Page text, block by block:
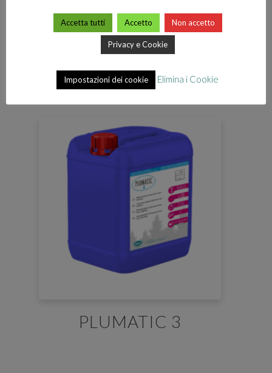
PLUMATIC 5
PLUMATIC 3
Accetta tutti Accetto Non accetto
Privacy e Cookie
Impostazioni dei cookie Elimina i Cookie